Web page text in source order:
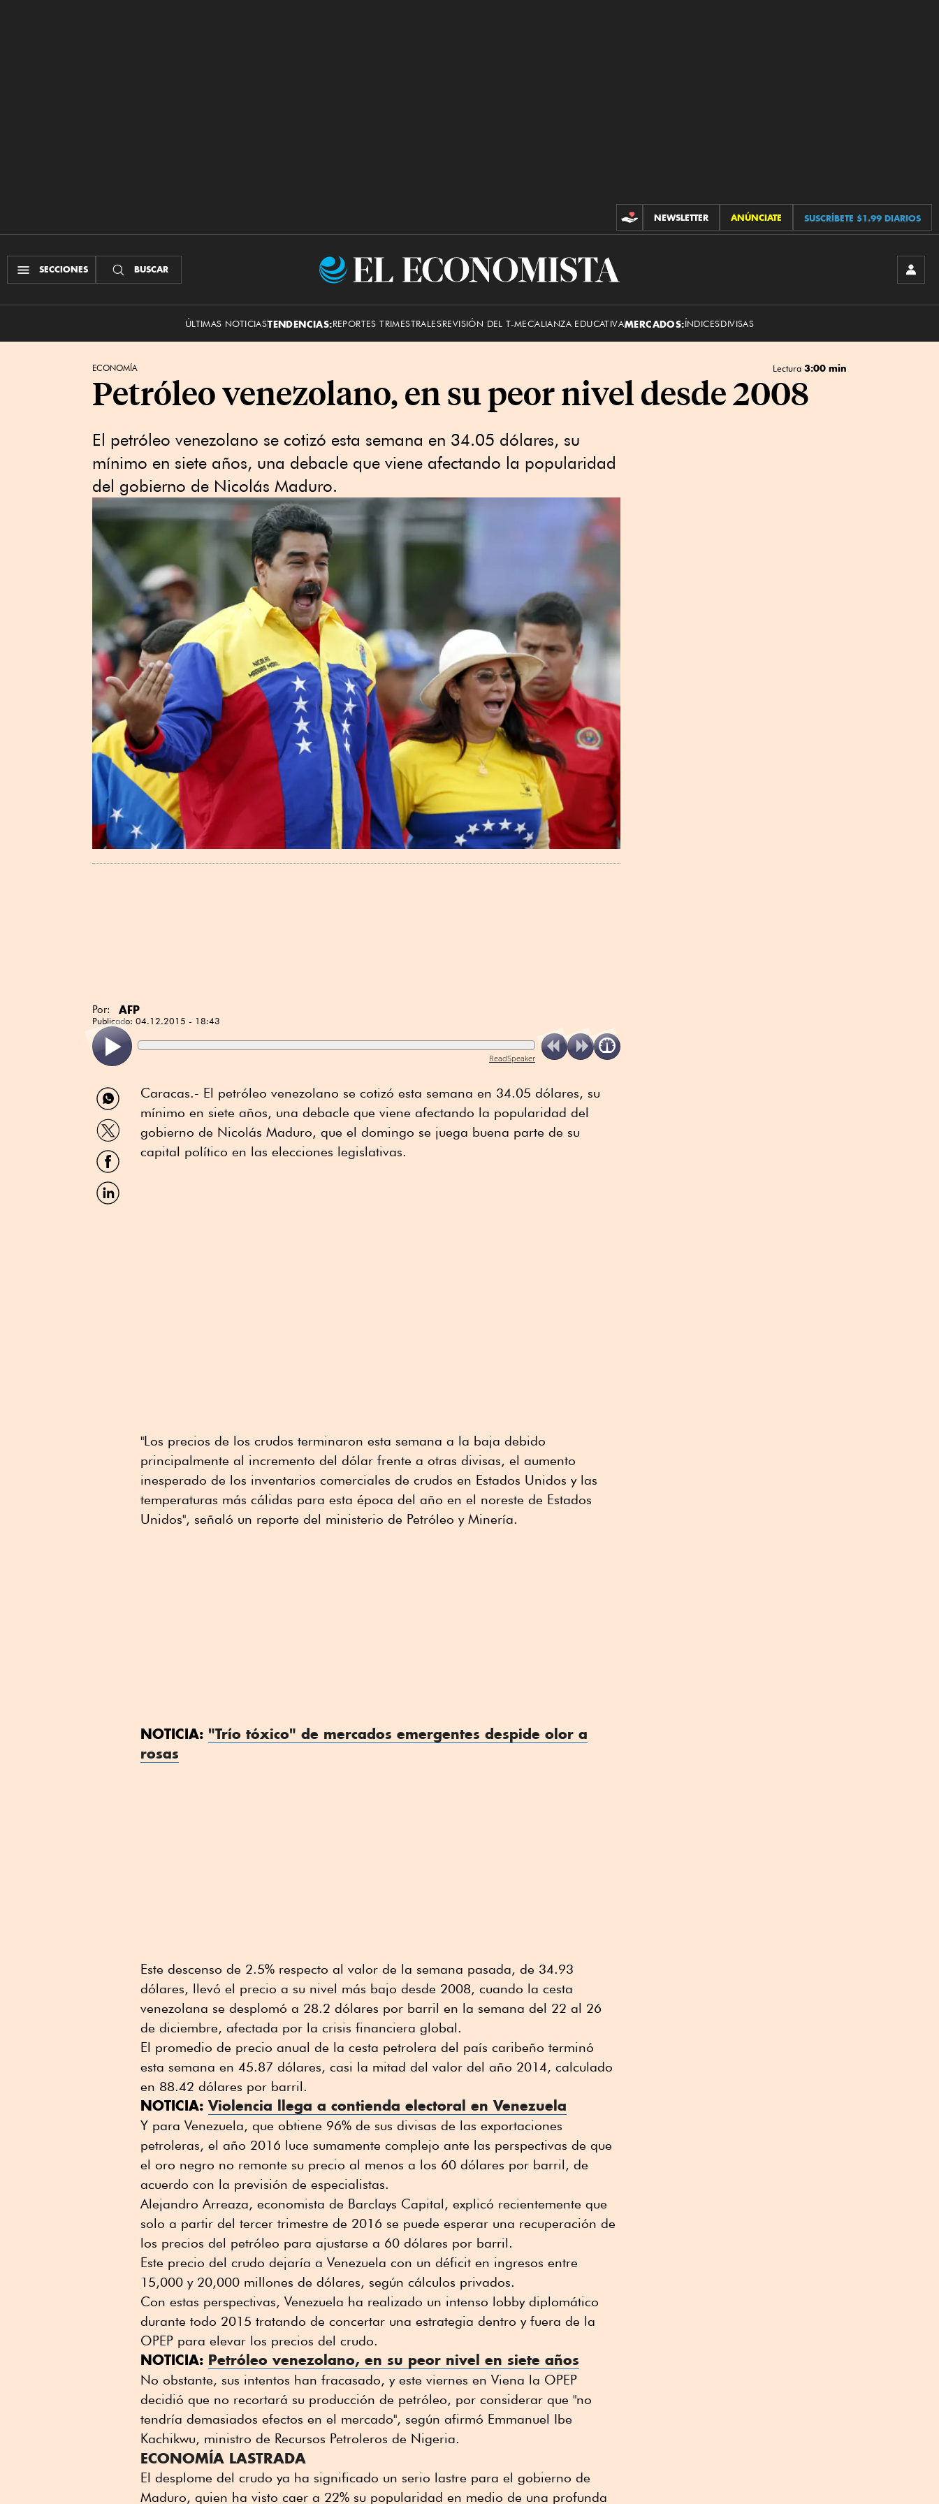
CONTRIBUCIONES
NEWSLETTER ANÚNCIATE SUSCRÍBETE $1.99 DIARIOS
SECCIONES BUSCAR
El
ÚLTIMAS NOTICIASTENDENCIAS:REPORTES TRIMESTRALESREVISIÓN DEL T-MECALIANZA EDUCATIVAMERCADOS:ÍNDICESDIVISAS
ECONOMÍA Lectura 3:00 min
Petróleo venezolano, en su peor nivel desde 2008
El petróleo venezolano se cotizó esta semana en 34.05 dólares, su
mínimo en siete años, una debacle que viene afectando la popularidad
del gobierno de Nicolás Maduro.
Por: AFP
Publicado: 04.12.2015 - 18:43
ReadSpeaker
Compartir
por
WhatsApp
Compartir
por
Twitter
Compartir
por
Facebook
Compartir
por
Caracas.- El petróleo venezolano se cotizó esta semana en 34.05 dólares, su
mínimo en siete años, una debacle que viene afectando la popularidad del
gobierno de Nicolás Maduro, que el domingo se juega buena parte de su
capital político en las elecciones legislativas.
"Los precios de los crudos terminaron esta semana a la baja debido
principalmente al incremento del dólar frente a otras divisas, el aumento
inesperado de los inventarios comerciales de crudos en Estados Unidos y las
temperaturas más cálidas para esta época del año en el noreste de Estados
Unidos", señaló un reporte del ministerio de Petróleo y Minería.
NOTICIA: "Trío tóxico" de mercados emergentes despide olor a
rosas
Este descenso de 2.5% respecto al valor de la semana pasada, de 34.93
dólares, llevó el precio a su nivel más bajo desde 2008, cuando la cesta
venezolana se desplomó a 28.2 dólares por barril en la semana del 22 al 26
de diciembre, afectada por la crisis financiera global.
El promedio de precio anual de la cesta petrolera del país caribeño terminó
esta semana en 45.87 dólares, casi la mitad del valor del año 2014, calculado
en 88.42 dólares por barril.
NOTICIA: Violencia llega a contienda electoral en Venezuela
Y para Venezuela, que obtiene 96% de sus divisas de las exportaciones
petroleras, el año 2016 luce sumamente complejo ante las perspectivas de que
el oro negro no remonte su precio al menos a los 60 dólares por barril, de
acuerdo con la previsión de especialistas.
Alejandro Arreaza, economista de Barclays Capital, explicó recientemente que
solo a partir del tercer trimestre de 2016 se puede esperar una recuperación de
los precios del petróleo para ajustarse a 60 dólares por barril.
Este precio del crudo dejaría a Venezuela con un déficit en ingresos entre
15,000 y 20,000 millones de dólares, según cálculos privados.
Con estas perspectivas, Venezuela ha realizado un intenso lobby diplomático
durante todo 2015 tratando de concertar una estrategia dentro y fuera de la
OPEP para elevar los precios del crudo.
NOTICIA: Petróleo venezolano, en su peor nivel en siete años
No obstante, sus intentos han fracasado, y este viernes en Viena la OPEP
decidió que no recortará su producción de petróleo, por considerar que "no
tendría demasiados efectos en el mercado", según afirmó Emmanuel Ibe
Kachikwu, ministro de Recursos Petroleros de Nigeria.
ECONOMÍA LASTRADA
El desplome del crudo ya ha significado un serio lastre para el gobierno de
Maduro, quien ha visto caer a 22% su popularidad en medio de una profunda